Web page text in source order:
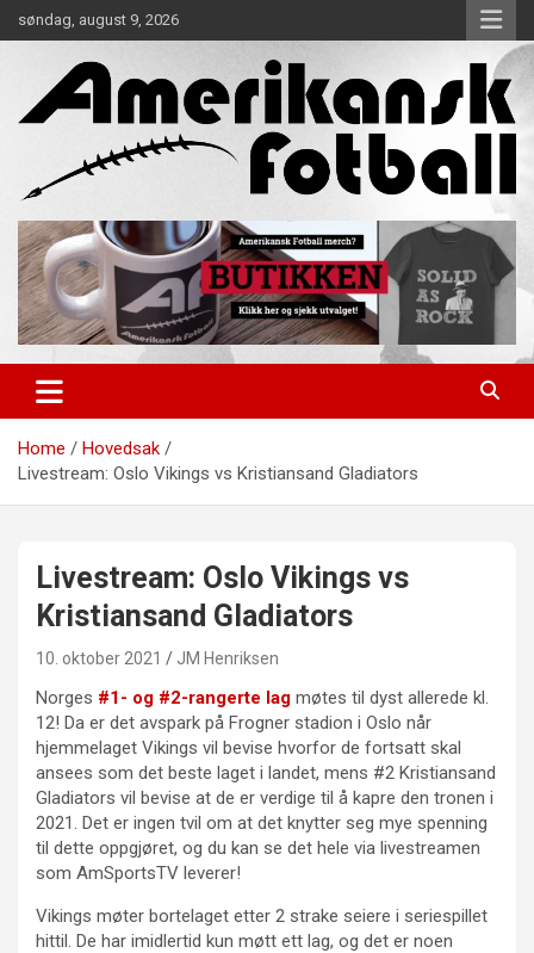
to
søndag, august 9, 2026
Amerikansk Fotball
Home
Hovedsak
Livestream: Oslo Vikings vs Kristiansand Gladiators
Livestream: Oslo Vikings vs
Kristiansand Gladiators
10. oktober 2021 JM Henriksen
Norges #1- og #2-rangerte lag møtes til dyst allerede kl.
12! Da er det avspark på Frogner stadion i Oslo når
hjemmelaget Vikings vil bevise hvorfor de fortsatt skal
ansees som det beste laget i landet, mens #2 Kristiansand
Gladiators vil bevise at de er verdige til å kapre den tronen i
2021. Det er ingen tvil om at det knytter seg mye spenning
til dette oppgjøret, og du kan se det hele via livestreamen
som AmSportsTV leverer!
Vikings møter bortelaget etter 2 strake seiere i seriespillet
hittil. De har imidlertid kun møtt ett lag, og det er noen